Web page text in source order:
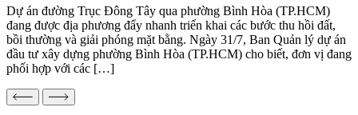
Dự án đường Trục Đông Tây qua phường Bình Hòa (TP.HCM)
đang được địa phương đẩy nhanh triển khai các bước thu hồi đất,
bồi thường và giải phóng mặt bằng. Ngày 31/7, Ban Quản lý dự án
đầu tư xây dựng phường Bình Hòa (TP.HCM) cho biết, đơn vị đang
phối hợp với các […]